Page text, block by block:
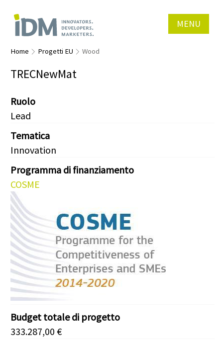
MENU
Home Progetti EU Wood
TRECNewMat
Ruolo
Lead
Tematica
Innovation
Programma di finanziamento
COSME
Budget totale di progetto
333.287,00 €